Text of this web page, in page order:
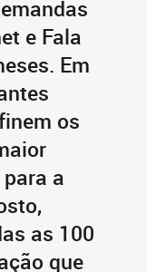
e Fala
Em
os
a
as 100
que